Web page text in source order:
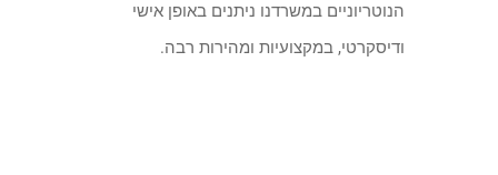
הנוטריוניים במשרדנו ניתנים באופן אישי
ודיסקרטי, במקצועיות ומהירות רבה.